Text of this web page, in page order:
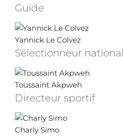
Guide
Yannick Le Colvez
Sélectionneur national
Toussaint Akpweh
Directeur sportif
Charly Simo